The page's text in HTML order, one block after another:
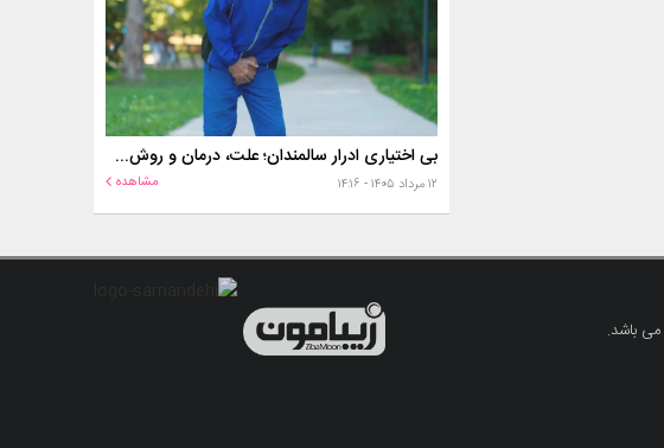
بی اختیاری ادرار سالمندان؛ علت، درمان و روش‌های کنترل در منزل
۱۲ مرداد ۱۴۰۵ - ۱۴:۱۶ مشاهده
می باشد.